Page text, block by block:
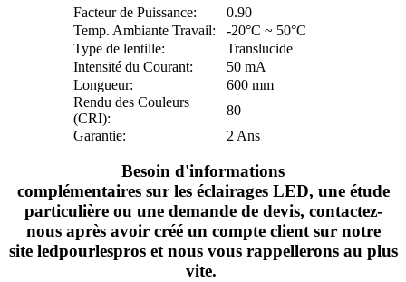
Facteur de Puissance:
0.90
Temp. Ambiante Travail:
-20°C ~ 50°C
Type de lentille:
Translucide
Intensité du Courant:
50 mA
Longueur:
600 mm
Rendu des Couleurs
(CRI):
80
Garantie:
2 Ans
Besoin d'informations
complémentaires sur les éclairages LED, une étude
particulière ou une demande de devis, contactez-
nous après avoir créé un compte client sur notre
site ledpourlesproset nous vous rappellerons au plus
vite.